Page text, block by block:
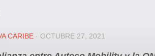
CARIBE · OCTUBRE 27, 2021